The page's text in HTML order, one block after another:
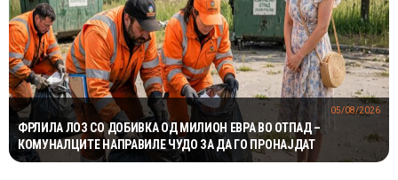
ФРЛИЛА ЛОЗ СО ДОБИВКА ОД МИЛИОН ЕВРА ВО ОТПАД –
КОМУНАЛЦИТЕ НАПРАВИЛЕ ЧУДО ЗА ДА ГО ПРОНАЈДАТ
05/08/2026